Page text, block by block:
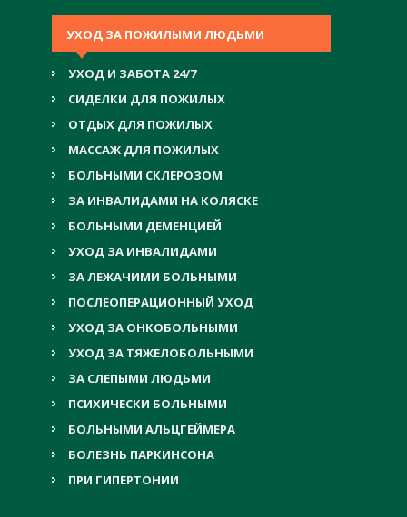
УХОД ЗА ПОЖИЛЫМИ ЛЮДЬМИ
УХОД И ЗАБОТА 24/7
СИДЕЛКИ ДЛЯ ПОЖИЛЫХ
ОТДЫХ ДЛЯ ПОЖИЛЫХ
МАССАЖ ДЛЯ ПОЖИЛЫХ
БОЛЬНЫМИ СКЛЕРОЗОМ
ЗА ИНВАЛИДАМИ НА КОЛЯСКЕ
БОЛЬНЫМИ ДЕМЕНЦИЕЙ
УХОД ЗА ИНВАЛИДАМИ
ЗА ЛЕЖАЧИМИ БОЛЬНЫМИ
ПОСЛЕОПЕРАЦИОННЫЙ УХОД
УХОД ЗА ОНКОБОЛЬНЫМИ
УХОД ЗА ТЯЖЕЛОБОЛЬНЫМИ
ЗА СЛЕПЫМИ ЛЮДЬМИ
ПСИХИЧЕСКИ БОЛЬНЫМИ
БОЛЬНЫМИ АЛЬЦГЕЙМЕРА
БОЛЕЗНЬ ПАРКИНСОНА
ПРИ ГИПЕРТОНИИ